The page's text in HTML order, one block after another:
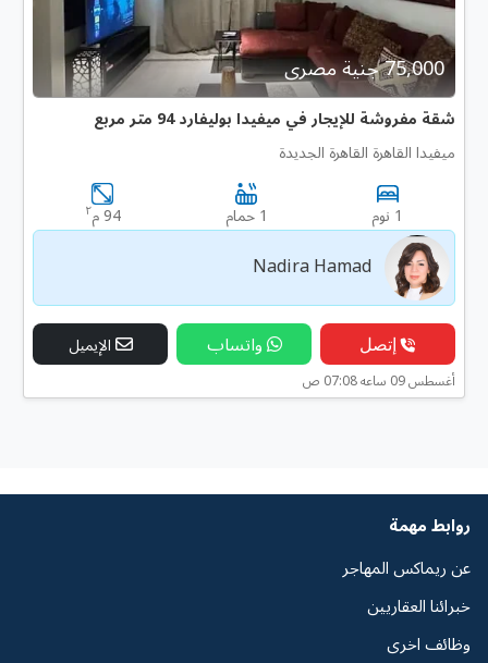
75,000 جنية مصرى
شقة مفروشة للإيجار في ميفيدا بوليفارد 94 متر مربع
ميفيدا القاهرة القاهرة الجديدة
1 نوم 1 حمام 94 م ٢
Nadira Hamad
إتصل واتساب الإيميل
أغسطس 09 ساعه 07:08 ص
روابط مهمة
عن ريماكس المهاجر
خبرائنا العقاريين
وظائف اخرى